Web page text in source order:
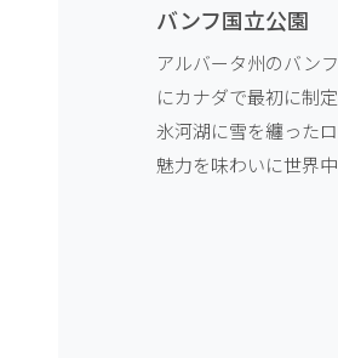
バンフ国立公園
アルバータ州のバン
にカナダで最初に制
氷河湖に雪を纏った
魅力を味わいに世界